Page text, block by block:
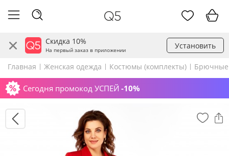
Скидка 10%
На первый заказ в приложении Установить
Главная Женская одежда Костюмы (комплекты)
Сегодня промокод УСПЕЙ -10%